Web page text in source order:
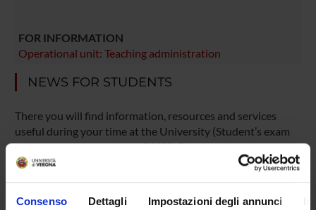
Consenso Dettagli Impostazioni degli annunci
FOR INFORMATION
Operational unit: Teaching administration
NEWS FOR STUDENTS
There you will find information, resources and services
useful during your time at the University (Student’s exam
record, your study plan on ESSE3, Distance Learning
courses, university email account, office forms,